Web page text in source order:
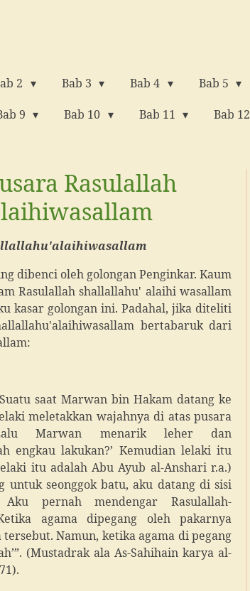
2 Bab 3 Bab 4 Bab 5
9
Bab 10 Bab 11 Bab 12
Rasulallah
dibenci oleh golongan Penginkar. Kaum
Rasulallah shallallahu' alaihi wasallam
kasar golongan ini. Padahal, jika diteliti
bertabaruk dari
saat Marwan bin Hakam datang ke
meletakkan wajahnya di atas pusara
.Lalu Marwan menarik leher dan
engkau lakukan?’ Kemudian lelaki itu
itu adalah Abu Ayub al-Anshari r.a.)
untuk seonggok batu, aku datang di sisi
. Aku pernah mendengar Rasulallah-
agama dipegang oleh pakarnya
Namun, ketika agama di pegang
(Mustadrak ala As-Sahihain karya al-